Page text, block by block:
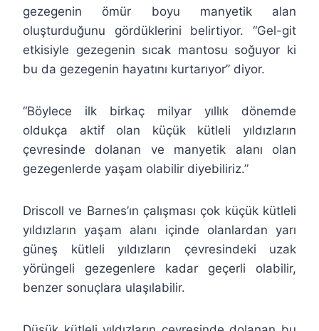
gezegenin ömür boyu manyetik alan
oluşturduğunu gördüklerini belirtiyor. “Gel-git
etkisiyle gezegenin sıcak mantosu soğuyor ki
bu da gezegenin hayatını kurtarıyor” diyor.
“Böylece ilk birkaç milyar yıllık dönemde
oldukça aktif olan küçük kütleli yıldızların
çevresinde dolanan ve manyetik alanı olan
gezegenlerde yaşam olabilir diyebiliriz.”
Driscoll ve Barnes’ın çalışması çok küçük kütleli
yıldızların yaşam alanı içinde olanlardan yarı
güneş kütleli yıldızların çevresindeki uzak
yörüngeli gezegenlere kadar geçerli olabilir,
benzer sonuçlara ulaşılabilir.